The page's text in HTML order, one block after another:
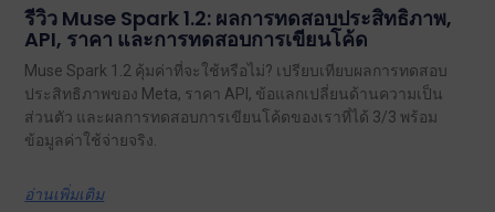
รีวิว Muse Spark 1.2: ผลการทดสอบประสิทธิภาพ,
API, ราคา และการทดสอบการเขียนโค้ด
Muse Spark 1.2 คุ้มค่าที่จะใช้หรือไม่? เปรียบเทียบผลการทดสอบ
ประสิทธิภาพของ Meta, ราคา API, ข้อแลกเปลี่ยนด้านความเป็น
ส่วนตัว และผลการทดสอบการเขียนโค้ดของเราที่ได้ 3/3 พร้อม
ข้อมูลค่าใช้จ่ายจริง.
อ่านเพิ่มเติม